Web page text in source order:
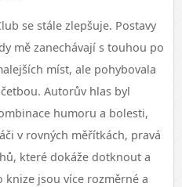
se stále zlepšuje. Postavy
mě zanechávají s touhou po
míst, ale pohybovala
Autorův hlas byl
humoru a bolesti,
v rovných měřítkách, pravá
které dokáže dotknout a
jsou více rozměrné a